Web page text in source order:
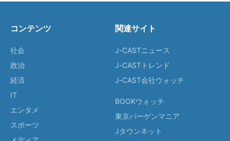
コンテンツ
社会
政治
経済
IT
エンタメ
スポーツ
関連サイト
J-CASTニュース
J-CASTトレンド
J-CAST会社ウォッチ
BOOKウォッチ
東京バーゲンマニア
Jタウンネット